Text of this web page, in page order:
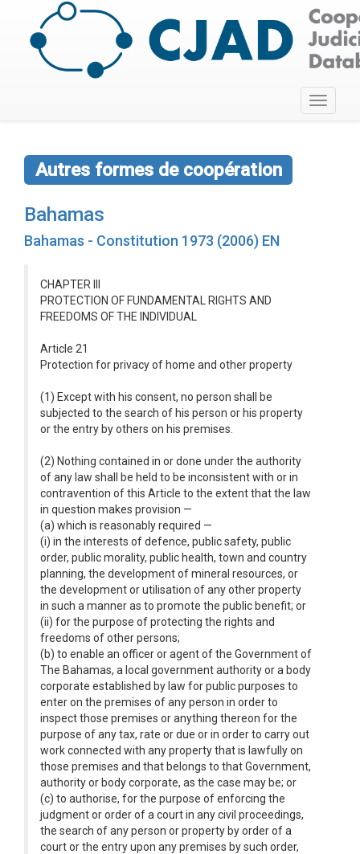
Toggle
Autres formes de coopération
Bahamas
Bahamas - Constitution 1973 (2006) EN
CHAPTER III
PROTECTION OF FUNDAMENTAL RIGHTS AND
FREEDOMS OF THE INDIVIDUAL
Article 21
Protection for privacy of home and other property
(1) Except with his consent, no person shall be
subjected to the search of his person or his property
or the entry by others on his premises.
(2) Nothing contained in or done under the authority
of any law shall be held to be inconsistent with or in
contravention of this Article to the extent that the law
in question makes provision —
(a) which is reasonably required —
(i) in the interests of defence, public safety, public
order, public morality, public health, town and country
planning, the development of mineral resources, or
the development or utilisation of any other property
in such a manner as to promote the public benefit; or
(ii) for the purpose of protecting the rights and
freedoms of other persons;
(b) to enable an officer or agent of the Government of
The Bahamas, a local government authority or a body
corporate established by law for public purposes to
enter on the premises of any person in order to
inspect those premises or anything thereon for the
purpose of any tax, rate or due or in order to carry out
work connected with any property that is lawfully on
those premises and that belongs to that Government,
authority or body corporate, as the case may be; or
(c) to authorise, for the purpose of enforcing the
judgment or order of a court in any civil proceedings,
the search of any person or property by order of a
court or the entry upon any premises by such order,